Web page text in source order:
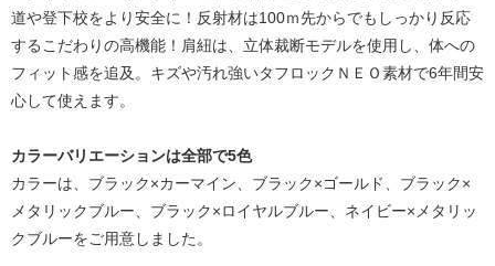
道や登下校をより安全に！反射材は100ｍ先からでもしっかり反応
するこだわりの高機能！肩紐は、立体裁断モデルを使用し、体への
フィット感を追及。キズや汚れ強いタフロックＮＥＯ素材で6年間安
心して使えます。
カラーバリエーションは全部で5色
カラーは、ブラック×カーマイン、ブラック×ゴールド、ブラック×
メタリックブルー、ブラック×ロイヤルブルー、ネイビー×メタリッ
クブルーをご用意しました。